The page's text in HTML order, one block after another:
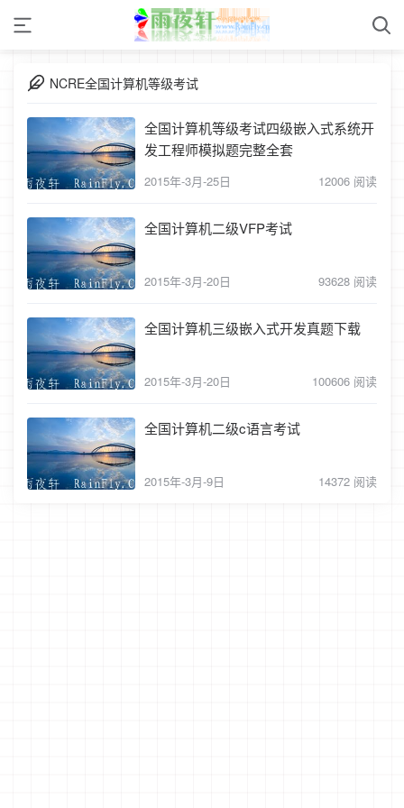
NCRE全国计算机等级考试
全国计算机等级考试四级嵌入式系统开
发工程师模拟题完整全套
2015年-3月-25日 12006 阅读
全国计算机二级VFP考试
2015年-3月-20日 93628 阅读
全国计算机三级嵌入式开发真题下载
2015年-3月-20日 100606 阅读
全国计算机二级c语言考试
2015年-3月-9日 14372 阅读